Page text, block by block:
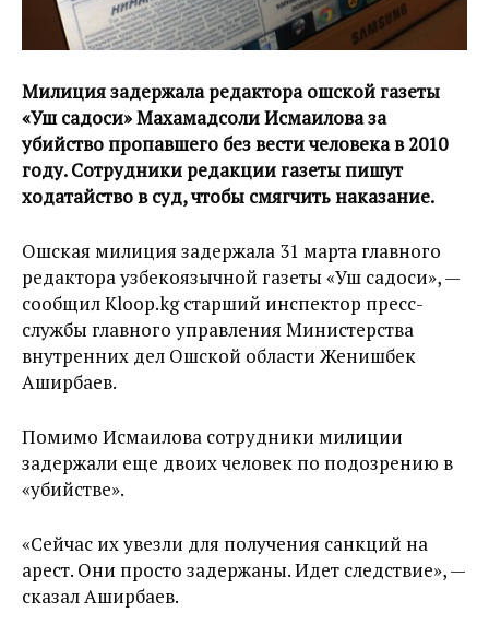
Милиция задержала редактора ошской газеты
«Уш садоси» Махамадсоли Исмаилова за
убийство пропавшего без вести человека в 2010
году. Сотрудники редакции газеты пишут
ходатайство в суд, чтобы смягчить наказание.
Ошская милиция задержала 31 марта главного
редактора узбекоязычной газеты «Уш садоси», —
сообщил Kloop.kg старший инспектор пресс-
службы главного управления Министерства
внутренних дел Ошской области Женишбек
Аширбаев.
Помимо Исмаилова сотрудники милиции
задержали еще двоих человек по подозрению в
«убийстве».
«Сейчас их увезли для получения санкций на
арест. Они просто задержаны. Идет следствие», —
сказал Аширбаев.